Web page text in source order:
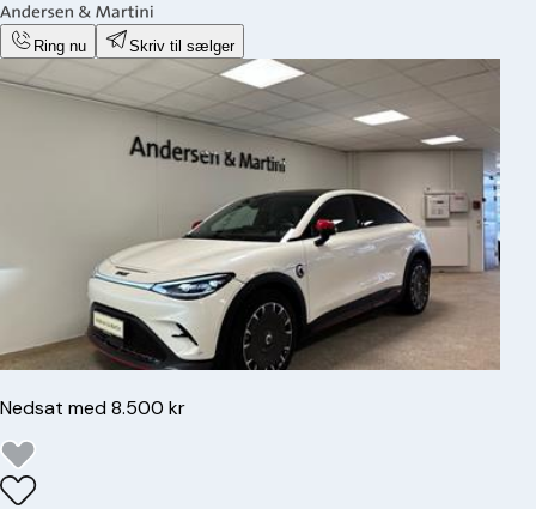
Ring nu Skriv til sælger
Nedsat med 8.500 kr